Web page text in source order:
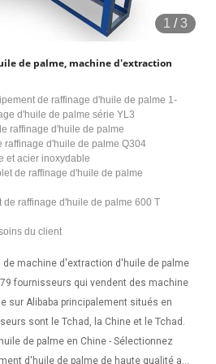
1 /3
de palme, machine d'extraction
de raffinage d'huile de palme 1-
d'huile de palme série YL3
raffinage d'huile de palme
raffinage d'huile de palme Q304
et acier inoxydable
de raffinage d'huile de palme
de raffinage d'huile de palme 600 T
du client
de machine d'extraction d'huile de palme
fournisseurs qui vendent des machine
sur Alibaba principalement situés en
sont le Tchad, la Chine et le Tchad.
de palme en Chine - Sélectionnez
d'huile de palme de haute qualité au